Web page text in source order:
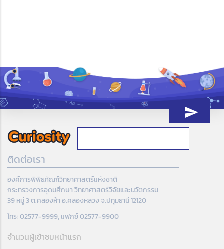
ติดต่อเรา
องค์การพิพิธภัณฑ์วิทยาศาสตร์แห่งชาติ
กระทรวงการอุดมศึกษา วิทยาศาสตร์วิจัยและนวัตกรรม
39 หมู่ 3 ต.คลองห้า อ.คลองหลวง จ.ปทุมธานี 12120
โทร: 02577-9999, แฟกซ์ 02577-9900
จำนวนผู้เข้าชมหน้าแรก